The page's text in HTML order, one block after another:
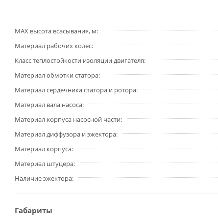
MAX высота всасывания, м
Материал рабочих колес
Класс теплостойкости изоляции двигателя
Материал обмотки статора
Материал сердечника статора и ротора
Материал вала насоса
Материал корпуса насосной части
Материал диффузора и эжектора
Материал корпуса
Материал штуцера
Наличие эжектора
Габариты